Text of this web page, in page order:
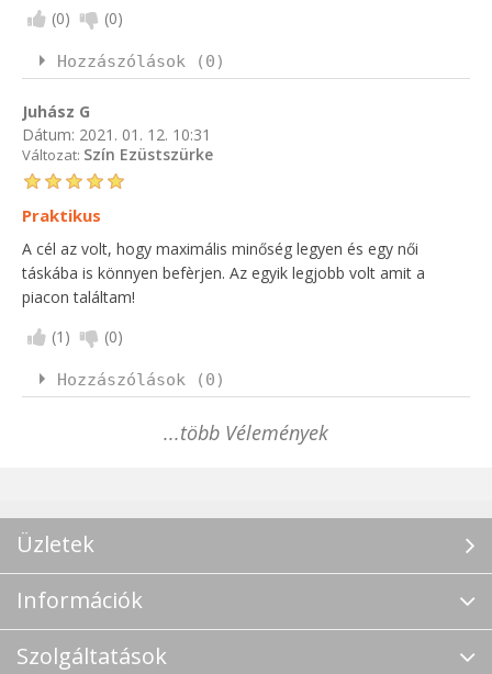
(0) (0)
Hozzászólások (0)
Juhász G
Dátum: 2021. 01. 12. 10:31
Változat: Szín Ezüstszürke
Praktikus
A cél az volt, hogy maximális minőség legyen és egy női
táskába is könnyen befèrjen. Az egyik legjobb volt amit a
piacon találtam!
(1 ) (0)
Hozzászólások (0)
...több Vélemények
Üzletek
Információk
Szolgáltatások